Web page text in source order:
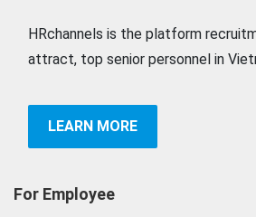
HRchannels is the platform
attract, top senior personnel in
LEARN MORE
For Employee